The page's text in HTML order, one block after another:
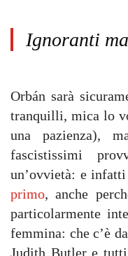
Ignoranti
Orbán sarà
tranquilli, mica lo
una pazienza),
fascistissimi
un’ovvietà: e infatti
primo, anche
particolarmente
femmina: che c’è
Judith Butler e